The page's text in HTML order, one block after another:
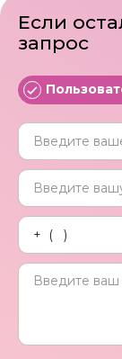
Если
запрос